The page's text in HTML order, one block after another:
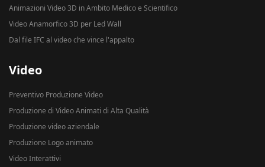
Animazioni Video 3D in Ambito Medico e Scientifico
Video Anamorfico 3D per Led Wall
Dal file IFC al video che vince l'appalto
Video
Preventivo Produzione Video
Produzione di Video Animati di Alta Qualità
Produzione video aziendale
Produzione Logo animato
Video Interattivi